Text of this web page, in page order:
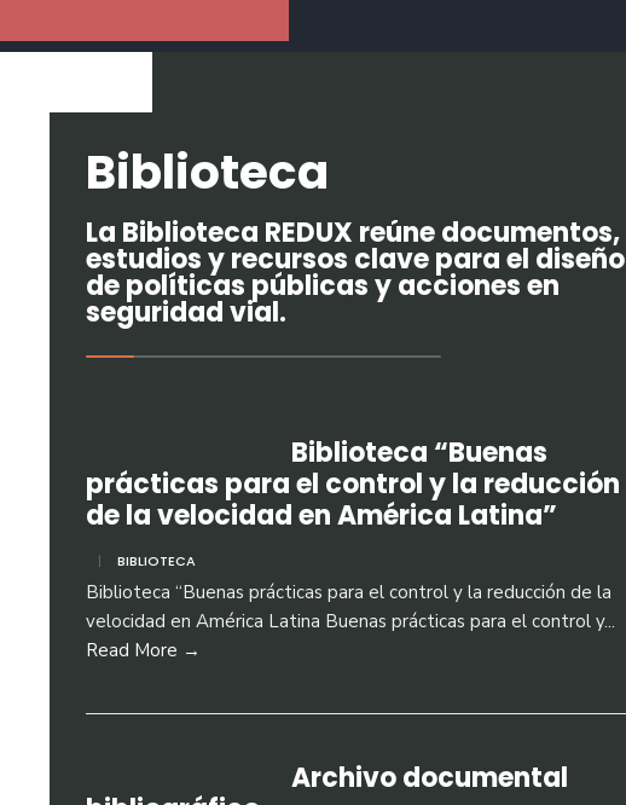
Biblioteca
La Biblioteca REDUX reúne documentos,
estudios y recursos clave para el diseño
de políticas públicas y acciones en
seguridad vial.
Biblioteca “Buenas
prácticas para el control y la reducción
de la velocidad en América Latina”
| BIBLIOTECA
Biblioteca “Buenas prácticas para el control y la reducción de la
velocidad en América Latina Buenas prácticas para el control y...
Read More →
Archivo documental